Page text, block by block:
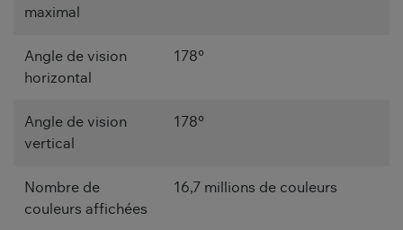
maximal
Angle de vision
horizontal
178°
Angle de vision
vertical
178°
Nombre de
couleurs affichées
16,7 millions de couleurs